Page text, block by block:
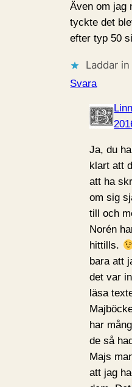
Även om jag
tyckte det
efter typ 50
Laddar
Svara
Ja, du
klart att
att ha
om sig
till och
Norén
hittills.
bara att
det var
läsa
har
de så
Majs
att jag